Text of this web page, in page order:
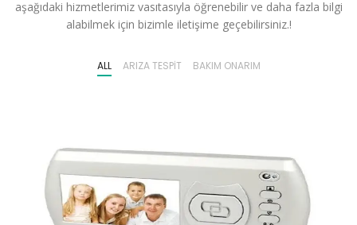
aşağıdaki hizmetlerimiz vasıtasıyla öğrenebilir ve daha fazla bilgi
alabilmek için bizimle iletişime geçebilirsiniz.!
ALL ARIZA TESPIT BAKIM ONARIM